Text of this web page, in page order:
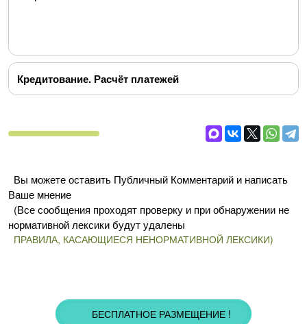
Кредитование. Расчёт платежей
Вы можете оставить Публичный Комментарий и написать
Ваше мнение
(Все сообщения проходят проверку и при обнаружении не
нормативной лексики будут удалены
ПРАВИЛА, КАСАЮЩИЕСЯ НЕНОРМАТИВНОЙ ЛЕКСИКИ)
БЕСПЛАТНОЕ РАЗМЕЩЕНИЕ !